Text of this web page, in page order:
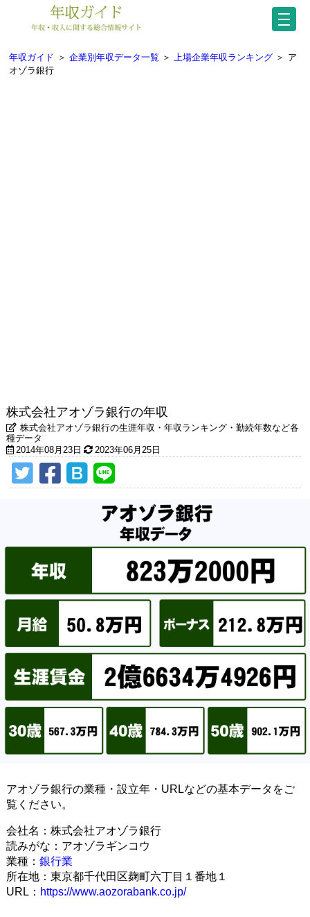
年収ガイド ＞ 企業別年収データ一覧 ＞ 上場企業年収ランキング ＞ ア
オゾラ銀行
株式会社アオゾラ銀行の年収
株式会社アオゾラ銀行の生涯年収・年収ランキング・勤続年数など各
種データ
2014年08月23日
2023年06月25日
アオゾラ銀行の業種・設立年・URLなどの基本データをご
覧ください。
会社名：株式会社アオゾラ銀行
読みがな：アオゾラギンコウ
業種： 銀行業
所在地：東京都千代田区麹町六丁目１番地１
URL： https://www.aozorabank.co.jp/